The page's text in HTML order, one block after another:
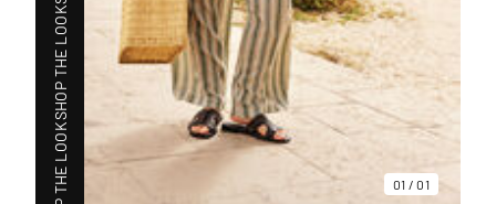
01 /01
SHOP THE LOOK
SHOP THE LOOK